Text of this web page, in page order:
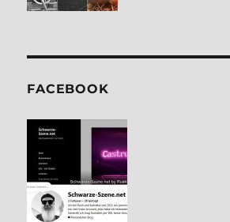
FACE­BOOK